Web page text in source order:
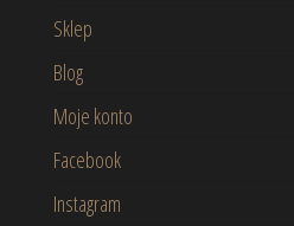
Sklep
Blog
Moje konto
Facebook
Instagram